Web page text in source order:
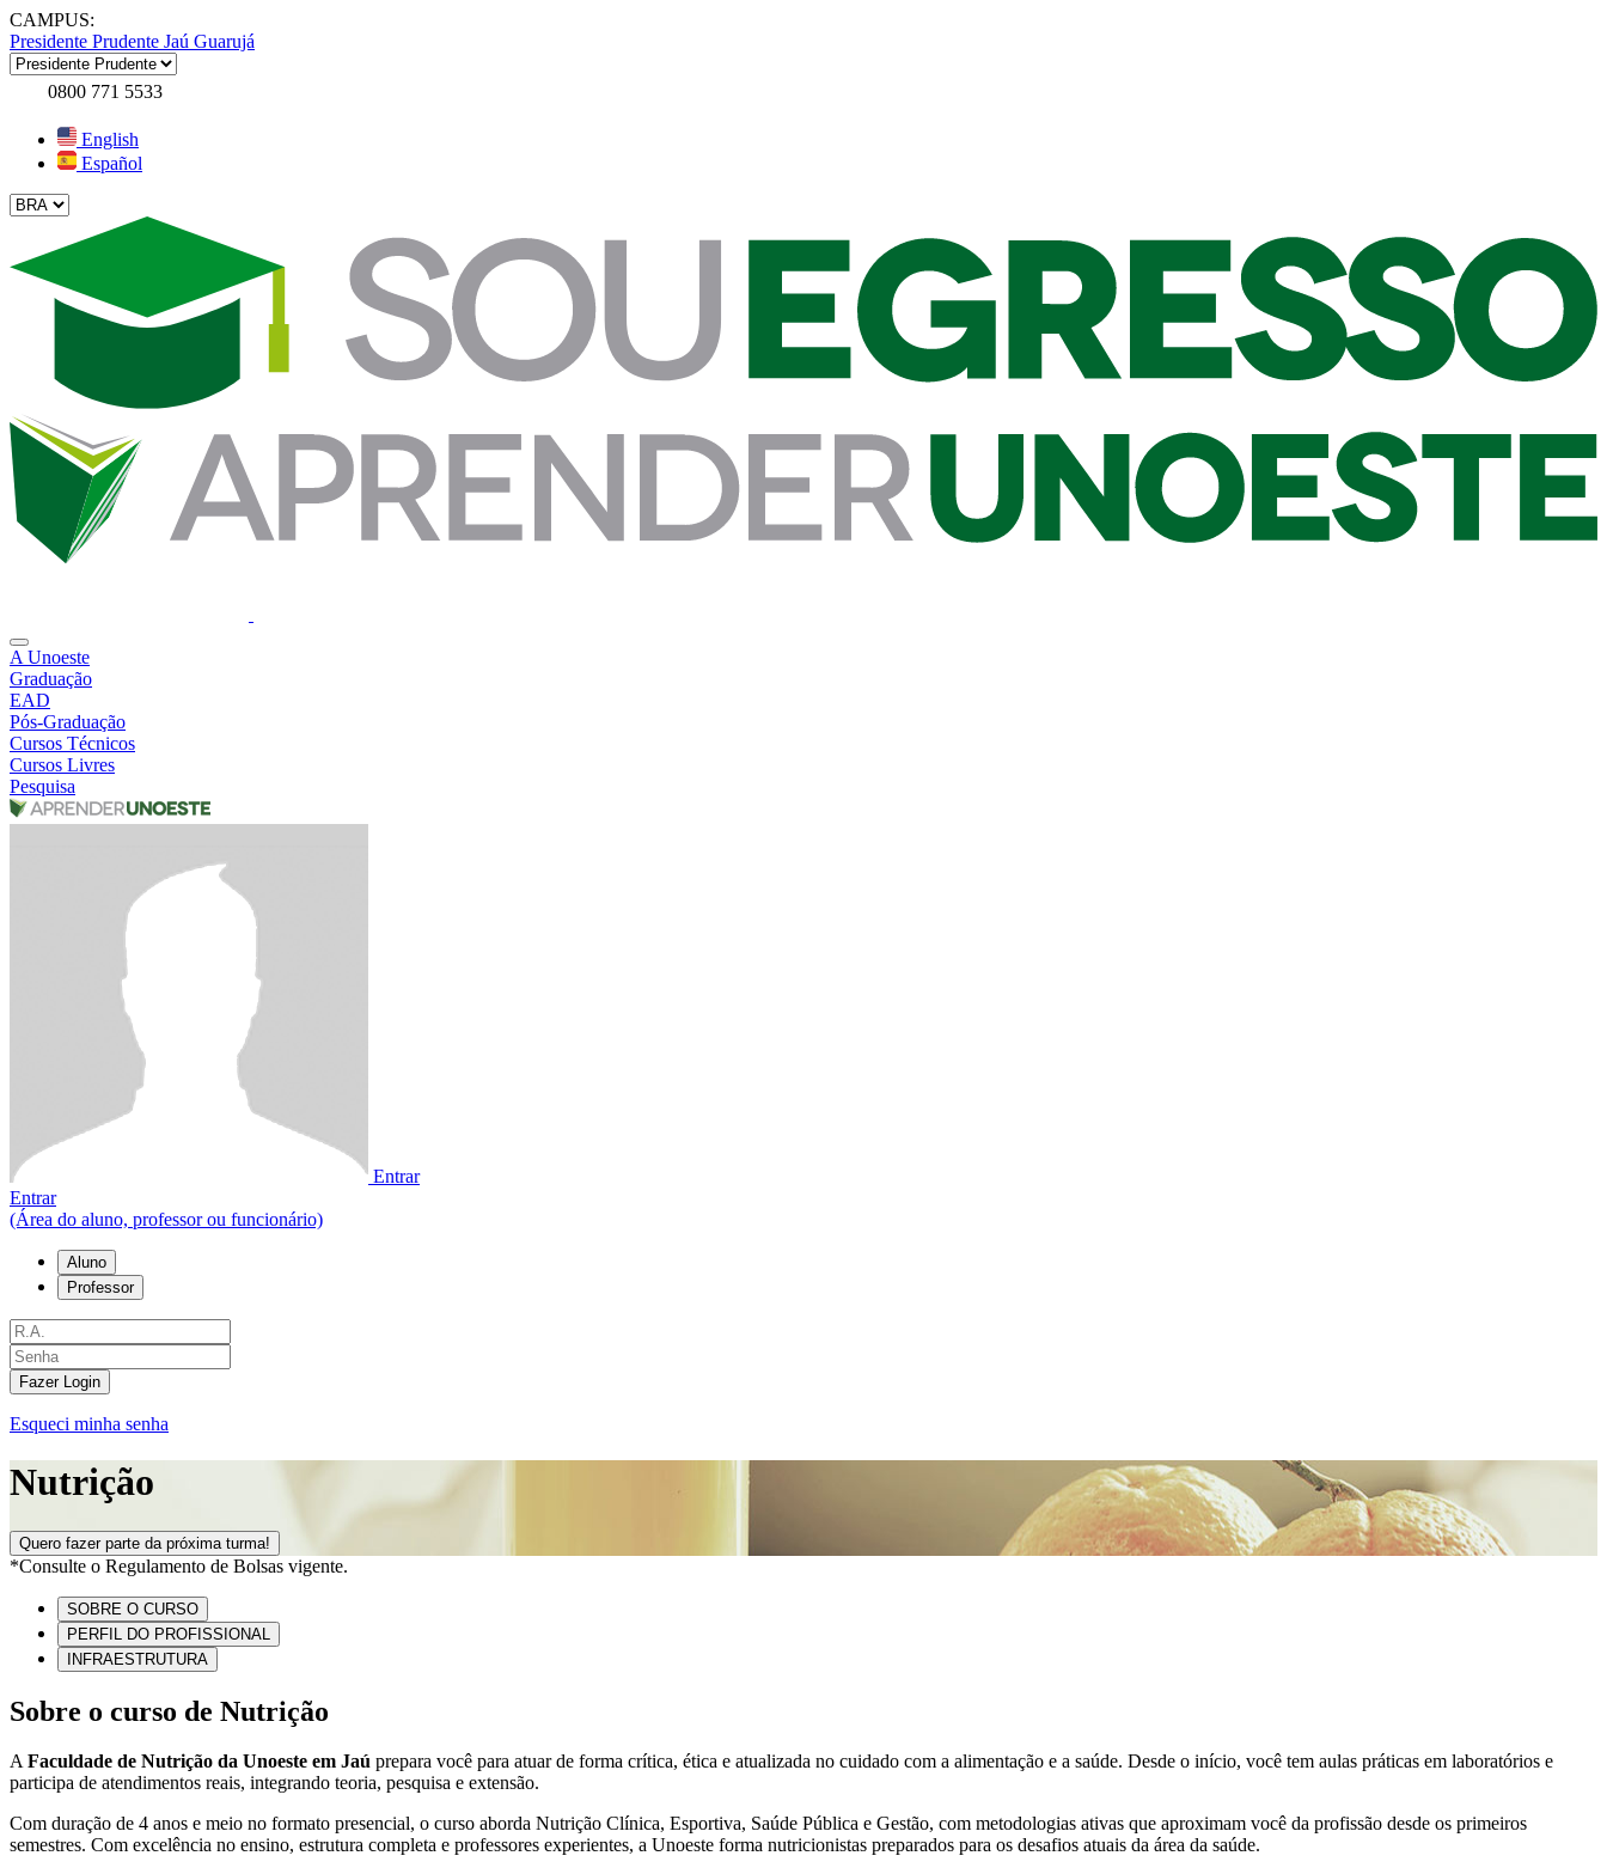
CAMPUS:
Presidente Prudente Jaú Guarujá
0800 771 5533
English
Español
A Unoeste
Graduação
EAD
Pós-Graduação
Cursos Técnicos
Cursos Livres
Pesquisa
Entrar
Entrar
(Área do aluno, professor ou funcionário)
Aluno
Professor
Fazer Login
Esqueci minha senha
Nutrição
Quero fazer parte da próxima turma!
*Consulte o Regulamento de Bolsas vigente.
SOBRE O CURSO
PERFIL DO PROFISSIONAL
INFRAESTRUTURA
Sobre o curso de Nutrição
AFaculdade de Nutrição da Unoeste em Jaú prepara você para atuar de forma crítica, ética e atualizada no cuidado com a alimentação e a saúde. Desde o início, você tem aulas práticas em laboratórios e
participa de atendimentos reais, integrando teoria, pesquisa e extensão.
Com duração de 4 anos e meio no formato presencial, o curso aborda Nutrição Clínica, Esportiva, Saúde Pública e Gestão, com metodologias ativas que aproximam você da profissão desde os primeiros
semestres. Com excelência no ensino, estrutura completa e professores experientes, a Unoeste forma nutricionistas preparados para os desafios atuais da área da saúde.